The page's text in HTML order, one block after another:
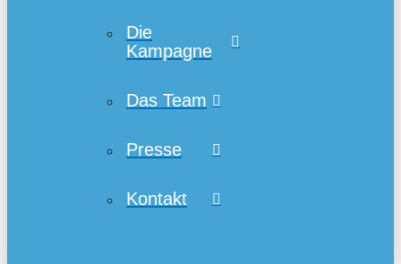
Die
Kampagne
Das Team
Presse
Kontakt